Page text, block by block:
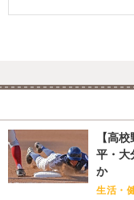
【高
平・大
か
生活・